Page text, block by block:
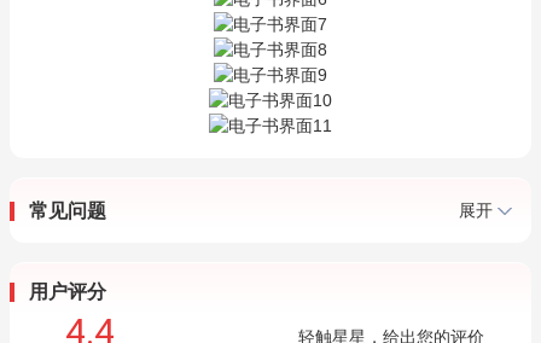
常见问题 展开
用户评分
4.4 轻触星星，给出您的评价